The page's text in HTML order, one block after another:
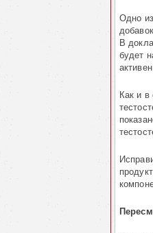
Одно
В
будет
Как и